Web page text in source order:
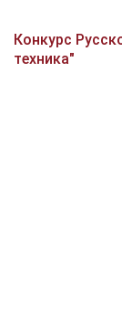
Конкурс
техника"